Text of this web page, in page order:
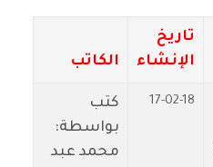
تاريخ
الإنشاء
الكاتب
17-02-18
كتب
بواسطة:
محمد عبد